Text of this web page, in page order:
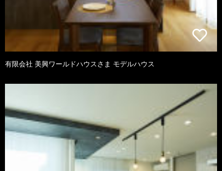
有限会社 美興ワールドハウスさま モデルハウス